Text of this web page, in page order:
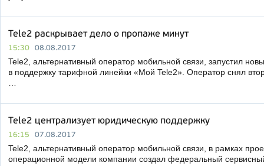
Tele2 раскрывает дело о пропаже минут
15:30 08.08.2017
Tele2, альтернативный оператор мобильной связи, запустил
в поддержку тарифной линейки «Мой Tele2». Оператор снял
Tele2 централизует юридическую поддержку
16:15 07.08.2017
Tele2, альтернативный оператор мобильной связи, в рамках
операционной модели компании создал федеральный